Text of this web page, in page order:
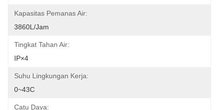
Kapasitas Pemanas Air:
3860L/jam
Tingkat Tahan Air:
IP×4
Suhu Lingkungan Kerja:
0~43C
Catu Daya: